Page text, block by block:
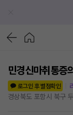
민경신마취통증
로그인 후 별점확인
경상북도 포항시 북구